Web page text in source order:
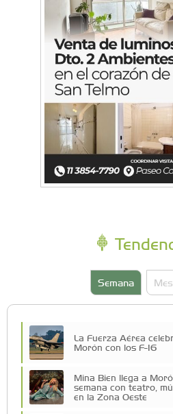
Semana Mes
La Fuerza Aérea
Morón con los F-16
Mina Bien llega a
semana con teatro,
en la Zona Oeste